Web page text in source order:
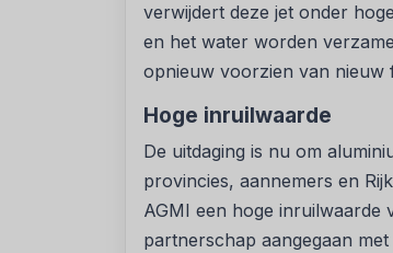
verwijdert deze jet onder
en het water worden
opnieuw voorzien van nieuw
Hoge inruilwaarde
De uitdaging is nu om
provincies, aannemers en
AGMI een hoge inruilwaarde
partnerschap aangegaan